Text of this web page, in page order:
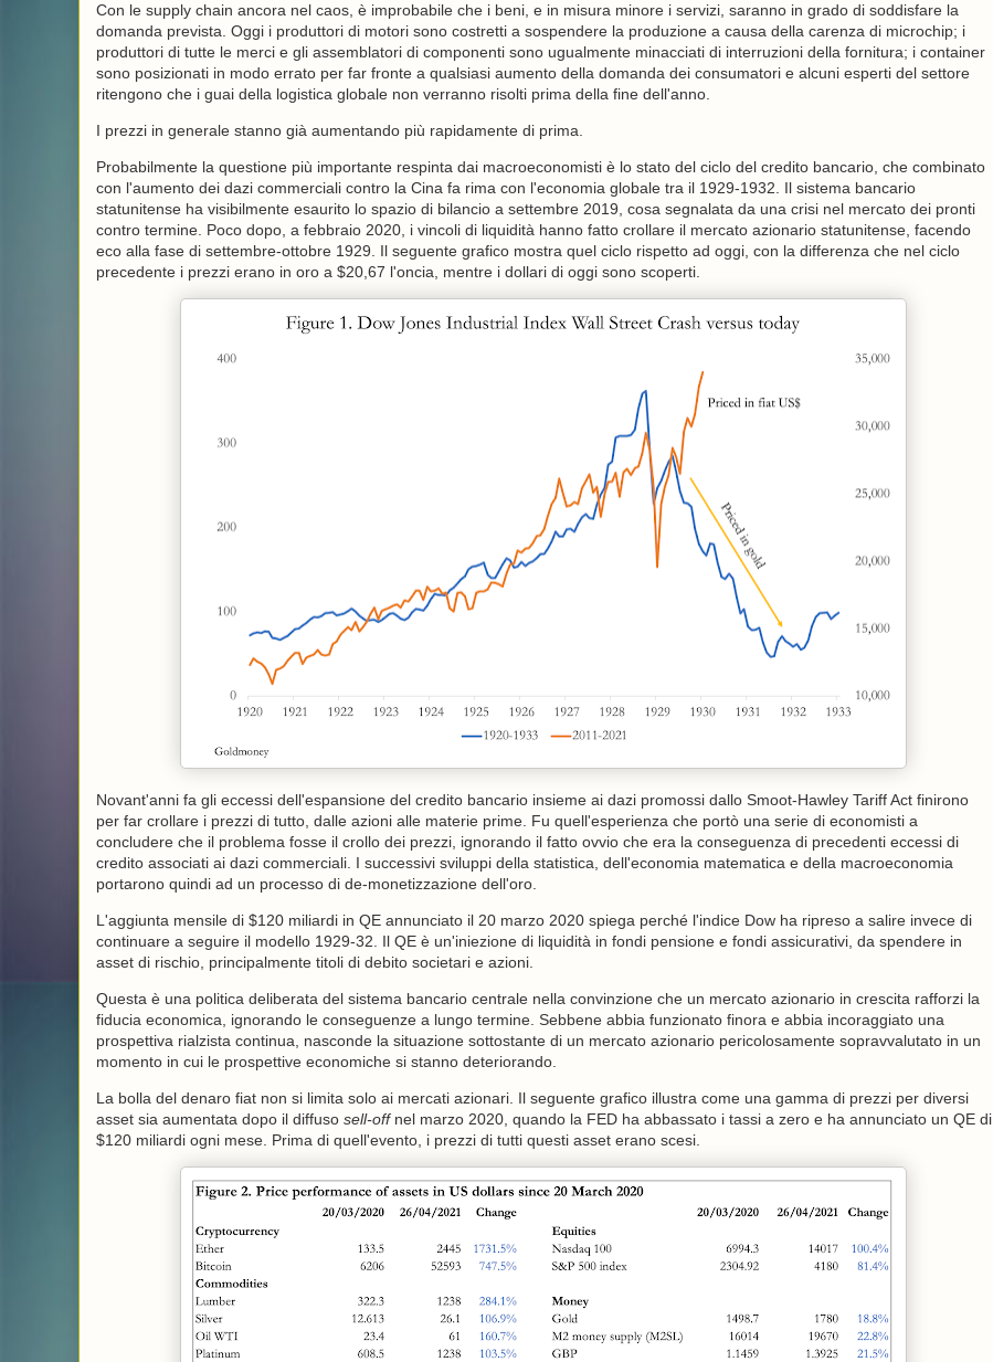
Con le supply chain ancora nel caos, è improbabile che i beni, e in misura minore i servizi, saranno in grado di soddisfare la
domanda prevista. Oggi i produttori di motori sono costretti a sospendere la produzione a causa della carenza di microchip; i
produttori di tutte le merci e gli assemblatori di componenti sono ugualmente minacciati di interruzioni della fornitura; i container
sono posizionati in modo errato per far fronte a qualsiasi aumento della domanda dei consumatori e alcuni esperti del settore
ritengono che i guai della logistica globale non verranno risolti prima della fine dell'anno.
I prezzi in generale stanno già aumentando più rapidamente di prima.
Probabilmente la questione più importante respinta dai macroeconomisti è lo stato del ciclo del credito bancario, che combinato
con l'aumento dei dazi commerciali contro la Cina fa rima con l'economia globale tra il 1929-1932. Il sistema bancario
statunitense ha visibilmente esaurito lo spazio di bilancio a settembre 2019, cosa segnalata da una crisi nel mercato dei pronti
contro termine. Poco dopo, a febbraio 2020, i vincoli di liquidità hanno fatto crollare il mercato azionario statunitense, facendo
eco alla fase di settembre-ottobre 1929. Il seguente grafico mostra quel ciclo rispetto ad oggi, con la differenza che nel ciclo
precedente i prezzi erano in oro a $20,67 l'oncia, mentre i dollari di oggi sono scoperti.
Novant'anni fa gli eccessi dell'espansione del credito bancario insieme ai dazi promossi dallo Smoot-Hawley Tariff Act finirono
per far crollare i prezzi di tutto, dalle azioni alle materie prime. Fu quell'esperienza che portò una serie di economisti a
concludere che il problema fosse il crollo dei prezzi, ignorando il fatto ovvio che era la conseguenza di precedenti eccessi di
credito associati ai dazi commerciali. I successivi sviluppi della statistica, dell'economia matematica e della macroeconomia
portarono quindi ad un processo di de-monetizzazione dell'oro.
L'aggiunta mensile di $120 miliardi in QE annunciato il 20 marzo 2020 spiega perché l'indice Dow ha ripreso a salire invece di
continuare a seguire il modello 1929-32. Il QE è un'iniezione di liquidità in fondi pensione e fondi assicurativi, da spendere in
asset di rischio, principalmente titoli di debito societari e azioni.
Questa è una politica deliberata del sistema bancario centrale nella convinzione che un mercato azionario in crescita rafforzi la
fiducia economica, ignorando le conseguenze a lungo termine. Sebbene abbia funzionato finora e abbia incoraggiato una
prospettiva rialzista continua, nasconde la situazione sottostante di un mercato azionario pericolosamente sopravvalutato in un
momento in cui le prospettive economiche si stanno deteriorando.
La bolla del denaro fiat non si limita solo ai mercati azionari. Il seguente grafico illustra come una gamma di prezzi per diversi
asset sia aumentata dopo il diffuso sell-offnel marzo 2020, quando la FED ha abbassato i tassi a zero e ha annunciato un QE di
$120 miliardi ogni mese. Prima di quell'evento, i prezzi di tutti questi asset erano scesi.